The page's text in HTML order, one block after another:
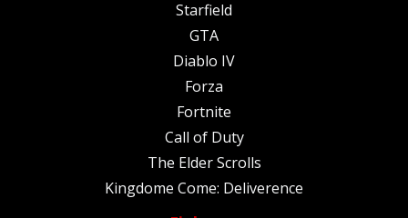
Starfield
GTA
Diablo IV
Forza
Fortnite
Call of Duty
The Elder Scrolls
Kingdome Come: Deliverence